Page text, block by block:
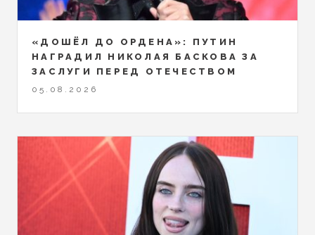
«ДОШЁЛ ДО ОРДЕНА»: ПУТИН
НАГРАДИЛ НИКОЛАЯ БАСКОВА ЗА
ЗАСЛУГИ ПЕРЕД ОТЕЧЕСТВОМ
05.08.2026